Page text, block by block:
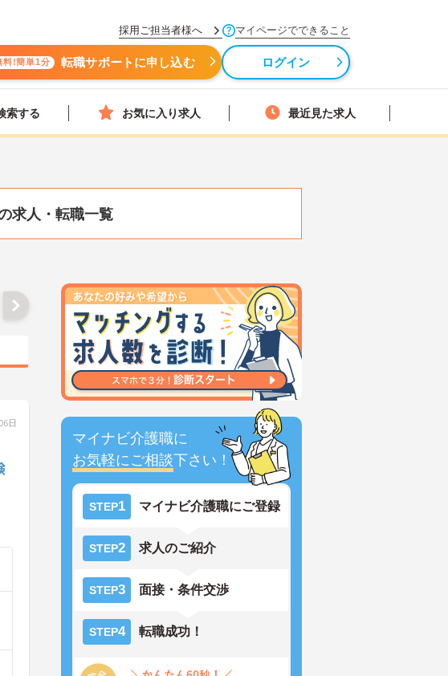
採用ご担当者様へ マイページでできること
料!簡単1分 転職サポートに申し込む ログイン
索する お気に入り求人 最近見た求人
求人・転職一覧
マイナビ介護職に
お気軽にご相談下さい！
STEP1 マイナビ介護職にご登録
STEP2 求人のご紹介
STEP3 面接・条件交渉
STEP4 転職成功！
日